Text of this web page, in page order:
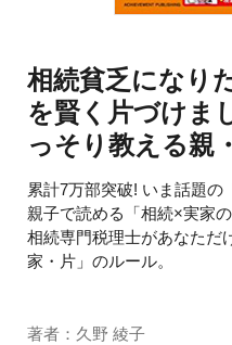
相続貧乏になり
を賢く片づけま
っそり教える親
累計7万部突破! いま話題の
親子で読める「相続×実家の
相続専門税理士があなただ
家・片」のルール。
著者：久野 綾子